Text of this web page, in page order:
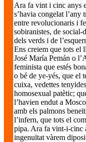
Ara fa vint i cinc anys
s’havia congelat l’any
entre revolucionaris i
sobiranistes, de social-
dels verds i de
Ens creiem que tots el
José María Pemán o
feminista que estés
o bé de ye-yés, que el
cuixa, vedettes
homosexual patètic;
l’havien endut a
amb els palmons
l’infern, que tots el
pipa. Ara fa vint-i-cinc
ingenuïtat vàrem